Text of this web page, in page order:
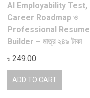
AI Employability Test,
Career Roadmap ও
Professional Resume
Builder – মাত্র ২৪৯ টাকা
৳ 249.00
ADD TO CART